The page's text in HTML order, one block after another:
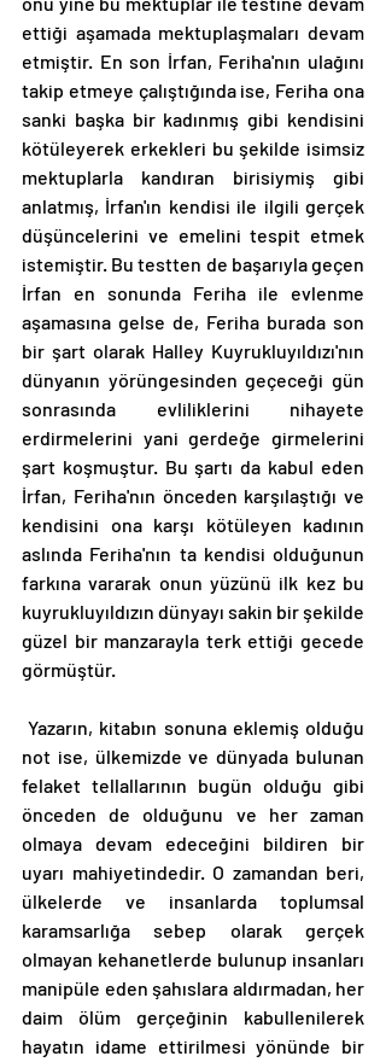
ettiği aşamada mektuplaşmaları devam
etmiştir. En son İrfan, Feriha'nın ulağını
takip etmeye çalıştığında ise, Feriha ona
sanki başka bir kadınmış gibi kendisini
kötüleyerek erkekleri bu şekilde isimsiz
mektuplarla kandıran birisiymiş gibi
anlatmış, İrfan'ın kendisi ile ilgili gerçek
düşüncelerini ve emelini tespit etmek
istemiştir. Bu testten de başarıyla geçen
İrfan en sonunda Feriha ile evlenme
aşamasına gelse de, Feriha burada son
bir şart olarak Halley Kuyrukluyıldızı'nın
dünyanın yörüngesinden geçeceği gün
sonrasında evliliklerini nihayete
erdirmelerini yani gerdeğe girmelerini
şart koşmuştur. Bu şartı da kabul eden
İrfan, Feriha'nın önceden karşılaştığı ve
kendisini ona karşı kötüleyen kadının
aslında Feriha'nın ta kendisi olduğunun
farkına vararak onun yüzünü ilk kez bu
kuyrukluyıldızın dünyayı sakin bir şekilde
güzel bir manzarayla terk ettiği gecede
görmüştür.
Yazarın, kitabın sonuna eklemiş olduğu
not ise, ülkemizde ve dünyada bulunan
felaket tellallarının bugün olduğu gibi
önceden de olduğunu ve her zaman
olmaya devam edeceğini bildiren bir
uyarı mahiyetindedir. O zamandan beri,
ülkelerde ve insanlarda toplumsal
karamsarlığa sebep olarak gerçek
olmayan kehanetlerde bulunup insanları
manipüle eden şahıslara aldırmadan, her
daim ölüm gerçeğinin kabullenilerek
hayatın idame ettirilmesi yönünde bir